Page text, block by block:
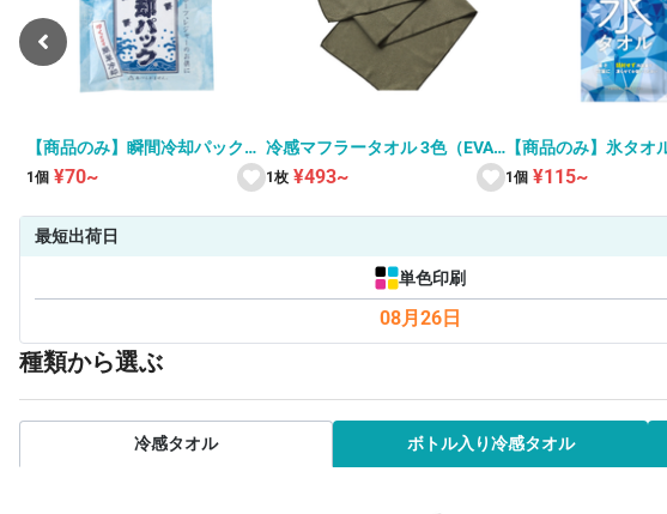
【商品のみ】瞬間冷却パック
ホワイト
1個 ¥70~
冷感マフラータオル 3色（EVA
ポーチ入り）
1枚 ¥493~
【商品のみ】氷タ
1個 ¥115~
最短出荷日
単色印刷
08月26日
種類から選ぶ
冷感タオル ボトル入り冷感タオル